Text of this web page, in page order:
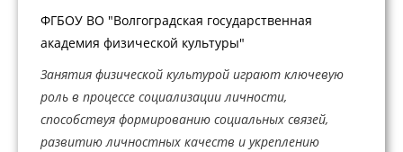
ФГБОУ ВО "Волгоградская государственная
академия физической культуры"
Занятия физической культурой играют ключевую
роль в процессе социализации личности,
способствуя формированию социальных связей,
развитию личностных качеств и укреплению